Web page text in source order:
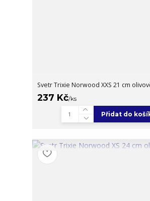
Svetr Trixie Norwood XXS 21 cm
237 Kč/ks
Přidat do